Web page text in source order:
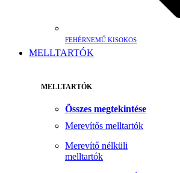
FEHÉRNEMŰ KISOKOS
MELLTARTÓK
MELLTARTÓK
Összes megtekintése
Merevítős melltartók
Merevítő nélküli
melltartók